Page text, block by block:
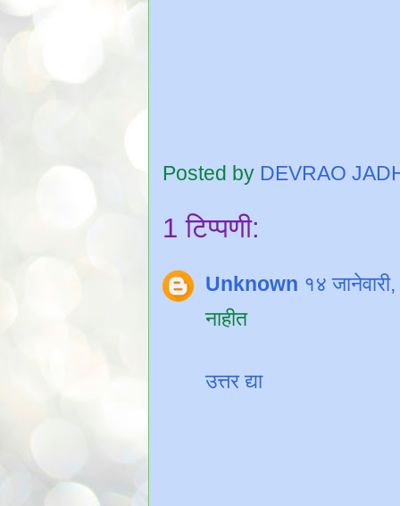
Posted by DEVRAO
1 टिप्पणी:
Unknown १४
नाहीत
उत्तर द्या